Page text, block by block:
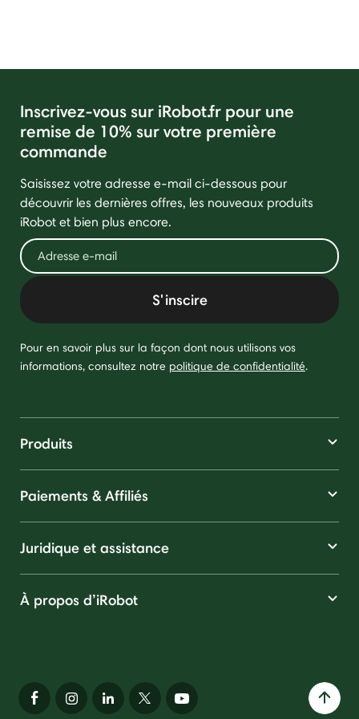
Inscrivez-vous sur iRobot.fr pour une
remise de 10% sur votre première
commande
Saisissez votre adresse e-mail ci-dessous pour
découvrir les dernières offres, les nouveaux produits
iRobot et bien plus encore.
S'inscire
Pour en savoir plus sur la façon dont nous utilisons vos
informations, consultez notre politique de confidentialité.
Produits
Paiements & Affiliés
Juridique et assistance
À propos d’iRobot